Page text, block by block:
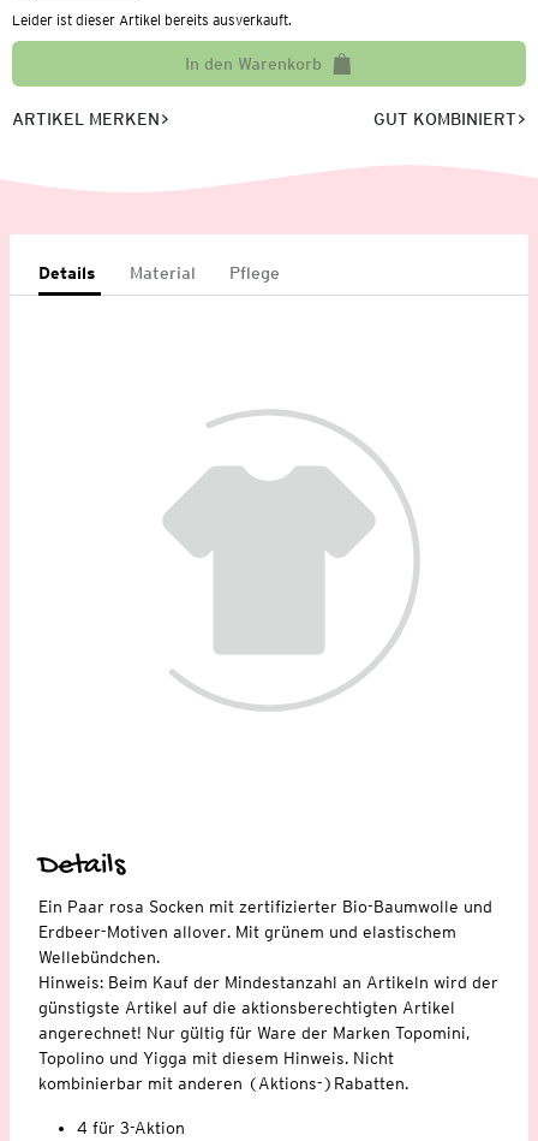
Leider ist dieser Artikel bereits ausverkauft.
In den Warenkorb
ARTIKEL MERKEN GUT KOMBINIERT
Details Material Pflege
Details
Ein Paar rosa Socken mit zertifizierter Bio-Baumwolle und
Erdbeer-Motiven allover. Mit grünem und elastischem
Wellebündchen.
Hinweis: Beim Kauf der Mindestanzahl an Artikeln wird der
günstigste Artikel auf die aktionsberechtigten Artikel
angerechnet! Nur gültig für Ware der Marken Topomini,
Topolino und Yigga mit diesem Hinweis. Nicht
kombinierbar mit anderen (Aktions-)Rabatten.
4 für 3-Aktion